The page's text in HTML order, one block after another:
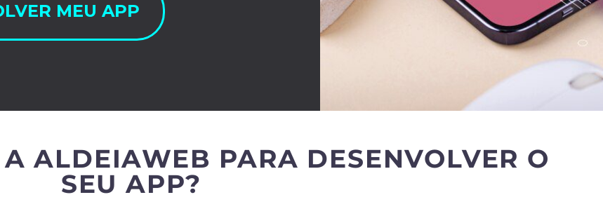
MEU APP
A ALDEIAWEB PARA DESENVOLVER O
SEU APP?